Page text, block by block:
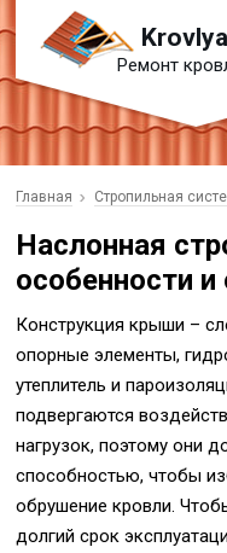
Krovlya
Ремонт
Главная Стропильная
Наслонная
особенности
Конструкция крыши –
опорные элементы,
утеплитель и
подвергаются
нагрузок, поэтому они
способностью, чтобы
обрушение кровли.
долгий срок